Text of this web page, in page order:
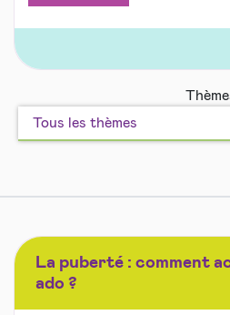
La puberté : comment
ado ?